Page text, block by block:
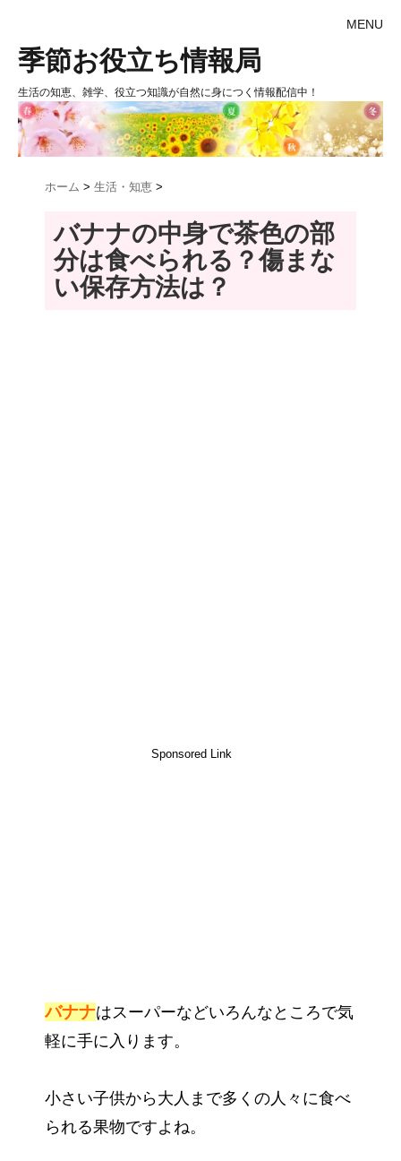
MENU
季節お役立ち情報局
生活の知恵、雑学、役立つ知識が自然に身につく情報配信中！
ホーム > 生活・知恵 >
バナナの中身で茶色の部
分は食べられる？傷まな
い保存方法は？
Sponsored Link
バナナはスーパーなどいろんなところで気
軽に手に入ります。
小さい子供から大人まで多くの人々に食べ
られる果物ですよね。